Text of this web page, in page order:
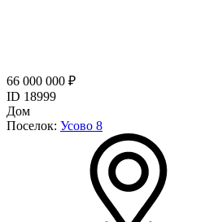
66 000 000 ₽
ID 18999
Дом
Поселок: Усово 8